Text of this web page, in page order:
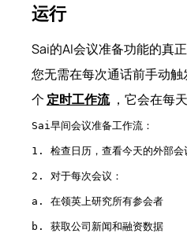
运行
Sai的AI会议准备功能的真
您无需在每次通话前手动
个 定时工作流，它会在每
Sai早间会议准备工作流：
1. 检查日历，查看今天的外部会
2. 对于每次会议：
a. 在领英上研究所有参会者
b. 获取公司新闻和融资数据